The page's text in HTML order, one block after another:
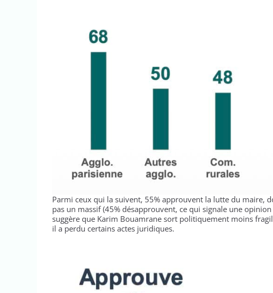
Parmi ceux qui la suivent, 55% approuvent la lutte du maire,
pas un massif (45% désapprouvent, ce qui signale une
suggère que Karim Bouamrane sort politiquement moins
il a perdu certains actes juridiques.